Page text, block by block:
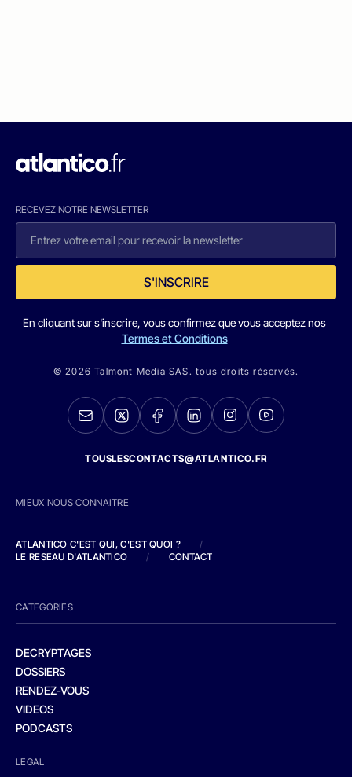
RECEVEZ NOTRE NEWSLETTER
S'INSCRIRE
En cliquant sur s'inscrire, vous confirmez que vous acceptez nos
Termes et Conditions
© 2026 Talmont Media SAS. tous droits réservés.
TOUSLESCONTACTS@ATLANTICO.FR
MIEUX NOUS CONNAITRE
ATLANTICO C'EST QUI, C'EST QUOI ?
/
LE RESEAU D'ATLANTICO
/ CONTACT
CATEGORIES
DECRYPTAGES
DOSSIERS
RENDEZ-VOUS
VIDEOS
PODCASTS
LEGAL